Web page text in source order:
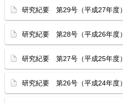
研究紀要 第29号（平成27年度）
研究紀要 第28号（平成26年度）
研究紀要 第27号（平成25年度）
研究紀要 第26号（平成24年度）